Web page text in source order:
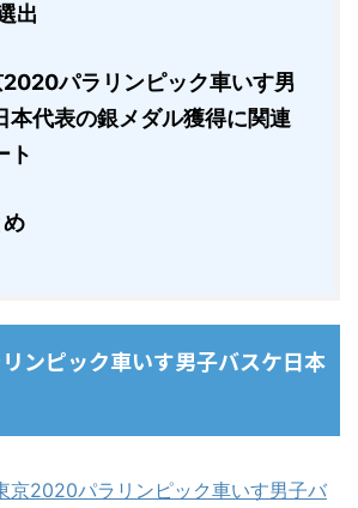
出
パラリンピック車いす男
本代表の銀メダル獲得に関連
ト
め
ンピック車いす男子バスケ日本
京2020パラリンピック車いす男子バ